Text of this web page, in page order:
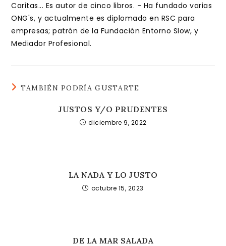
Caritas... Es autor de cinco libros. - Ha fundado varias
ONG's, y actualmente es diplomado en RSC para
empresas; patrón de la Fundación Entorno Slow, y
Mediador Profesional.
TAMBIÉN PODRÍA GUSTARTE
JUSTOS Y/O PRUDENTES
diciembre 9, 2022
LA NADA Y LO JUSTO
octubre 15, 2023
DE LA MAR SALADA